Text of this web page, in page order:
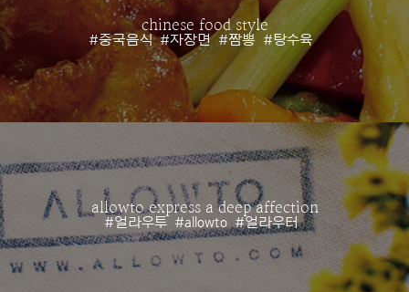
chinese food style
#중국음식 #자장면 #짬뽕 #탕수육
allowto express a deep affection
#얼라우투 #allowto #얼라우터